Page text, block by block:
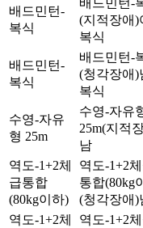
배드민턴-
복식
(지적장애)
복식
배드민턴-
복식
배드민턴-
(청각장애)
복식
수영-자유
형 25m
수영-자유
25m(지적
남
역도-1+2체
급통합
(80kg이하)
역도-1+2
통합(80kg
(청각장애)
역도-1+2체
역도-1+2